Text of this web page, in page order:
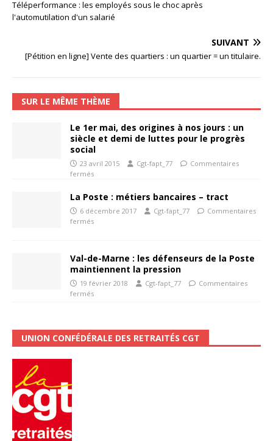
Téléperformance : les employés sous le choc après
l'automutilation d'un salarié
SUIVANT
[Pétition en ligne] Vente des quartiers : un quartier = un titulaire.
SUR LE MÊME THÈME
Le 1er mai, des origines à nos jours : un
siècle et demi de luttes pour le progrès
social
23 avril 2015 Cgt-fapt_77
Commentaires
fermés
La Poste : métiers bancaires – tract
6 décembre 2017 Cgt-fapt_77
Commentaires
fermés
Val-de-Marne : les défenseurs de la Poste
maintiennent la pression
19 février 2018 Cgt-fapt_77
Commentaires
fermés
UNION CONFÉDÉRALE DES RETRAITÉS CGT